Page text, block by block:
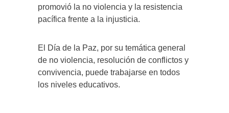
promovió la no violencia y la resistencia
pacífica frente a la injusticia.
El Día de la Paz, por su temática general
de no violencia, resolución de conflictos y
convivencia, puede trabajarse en todos
los niveles educativos.